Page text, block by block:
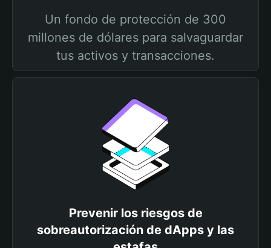
Un fondo de protección de 300
millones de dólares para salvaguardar
tus activos y transacciones.
Prevenir los riesgos de
sobreautorización de dApps y las